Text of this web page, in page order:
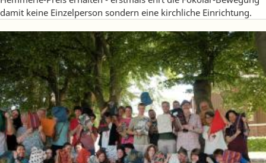
damit keine Einzelperson sondern eine kirchliche Einrichtung.